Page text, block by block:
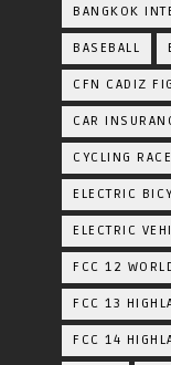
BANGKOK
BASEBALL
CFN CADIZ
CAR
CYCLING RACE
ELECTRIC
ELECTRIC
FCC 12
FCC 13
FCC 14